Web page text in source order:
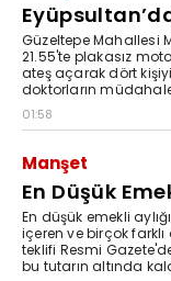
Güzeltepe Mahallesi
21.55'te plakasız
ateş açarak dört
doktorların
01:58
Manşet
En Düşük
En düşük emekli
içeren ve birçok
teklifi Resmi
bu tutarın altında